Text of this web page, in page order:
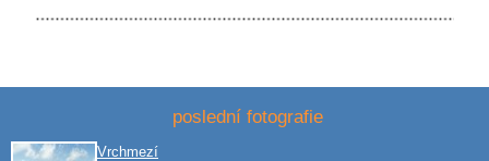
poslední fotografie
Vrchmezí